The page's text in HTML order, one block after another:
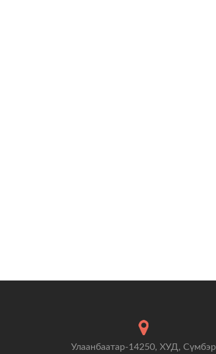
Улаанбаатар-14250, ХУД, Сүмбэр